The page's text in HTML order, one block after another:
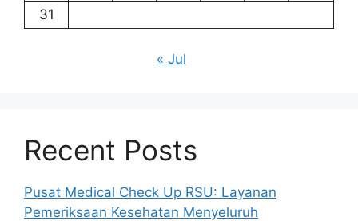
31
« Jul
Recent Posts
Pusat Medical Check Up RSU: Layanan
Pemeriksaan Kesehatan Menyeluruh